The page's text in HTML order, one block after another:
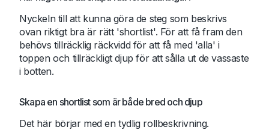
Nyckeln till att kunna göra de steg som beskrivs
ovan riktigt bra är rätt 'shortlist'. För att få fram den
behövs tillräcklig räckvidd för att få med 'alla' i
toppen och tillräckligt djup för att sålla ut de vassaste
i botten.
Skapa en shortlist som är både bred och djup
Det här börjar med en tydlig rollbeskrivning.